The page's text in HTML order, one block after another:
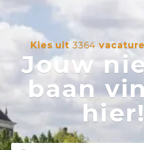
Kies uit 3364
Jouw
baan
hier!